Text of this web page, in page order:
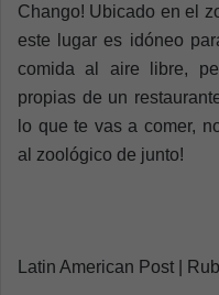
Chango! Ubicado en el
este lugar es idóneo
comida al aire libre,
propias de un
lo que te vas a comer,
al zoológico de junto!
Latin American Post |